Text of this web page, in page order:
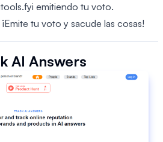
emitiendo tu voto.
tu voto y sacude las cosas!
AI Answers